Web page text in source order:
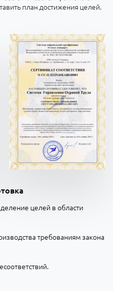
план достижения целей.
целей в области
требованиям закона